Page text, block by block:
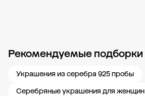
Рекомендуемые подборки
Украшения из серебра 925 пробы
Серебряные украшения для женщин
Новости компании Журнал ЗОЛОТОЙ Блог